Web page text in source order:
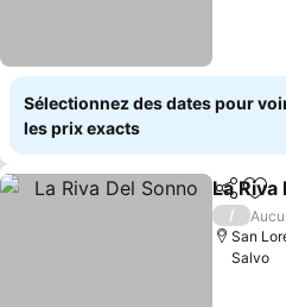
Sélectionnez des dates pour
les prix exacts
Partager
La Riva
/
San
Salvo